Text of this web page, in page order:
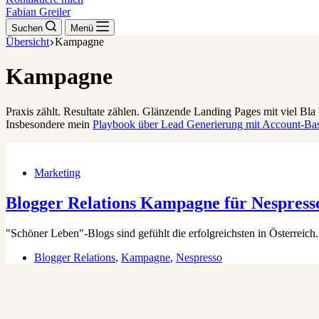
Fabian Greiler
Suchen Menü
Übersicht Kampagne
Kampagne
Praxis zählt. Resultate zählen. Glänzende Landing Pages mit viel
Insbesondere mein Playbook über Lead Generierung mit Account-
Marketing
Blogger Relations Kampagne für
"Schöner Leben"-Blogs sind gefühlt die erfolgreichsten in
Blogger Relations, Kampagne, Nespresso